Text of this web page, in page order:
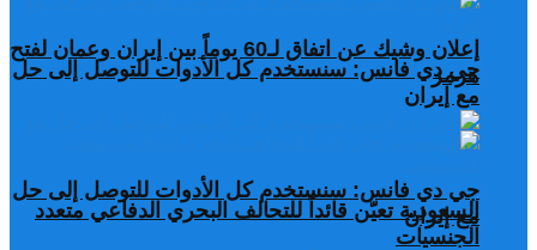
جي دي فانس: سنستخدم كل الأدوات للتوصل إلى حل
مع إيران
السعودية تعيّن قائداً للتحالف البحري الدفاعي متعدد
الجنسيات
إعلان وشيك عن اتفاق لـ60 يوماً بين إيران وعمان لفتح
هرمز
جي دي فانس: سنستخدم كل الأدوات للتوصل إلى حل
مع إيران